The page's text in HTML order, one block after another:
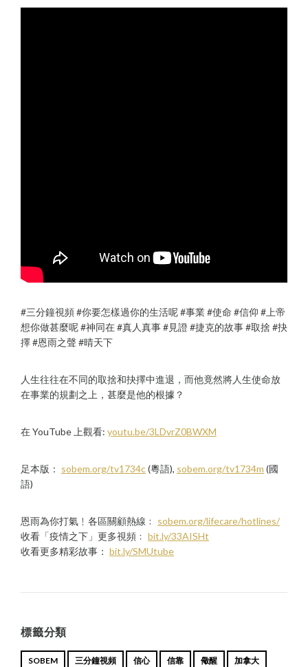
#三分鐘視頻 #你要怎樣過你的生活呢 #事業 #使命 #信仰 #上帝
想你做甚麼呢 #神同在 #真人真事 #見證 #捷克的故事 #取捨 #抉
擇 #恩雨之聲 #晴天下
人生往往在不同的取捨和抉擇中進退，而他竟然將人生使命放
在事業的規劃之上，甚麼是他的根據？
在 YouTube 上觀看: youtu.be/3LDvrZ0BWXM
足本版： sobem.org/tv1734c(粵語), sobem.org/tv1734m (國
語)
恩雨為你打氣﹗各區關顧熱線﹕ sobem.org/lifecare/hotlines/
收看「疫情之下」更多視頻﹕ bit.ly/33AISHt
收看更多精彩故事： bit.ly/SMUtube
標籤分類
SOBEM 三分鐘視頻 信心 信靠 儆醒 加拿大